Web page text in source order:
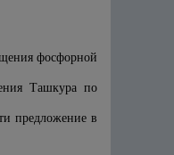
фосфорной
Ташкура по
предложение в